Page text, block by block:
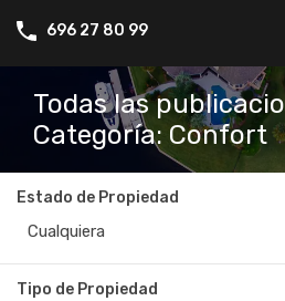
696 27 80 99
Todas las
Categoría: Confort
Estado de Propiedad
Cualquiera
Tipo de Propiedad